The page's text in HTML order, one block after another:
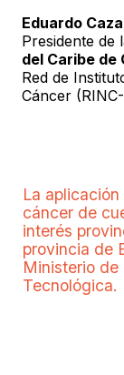
Eduardo
Presidente de
del Caribe de
Red de
Cáncer
La
cáncer de
interés
provincia de
Ministerio de
Tecnológica.